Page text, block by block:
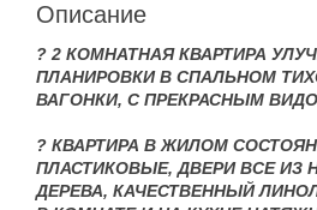
Описание
? 2 КОМНАТНАЯ КВАРТИРА
ПЛАНИРОВКИ В СПАЛЬНОМ
ВАГОНКИ, С ПРЕКРАСНЫМ
? КВАРТИРА В ЖИЛОМ
ПЛАСТИКОВЫЕ, ДВЕРИ ВСЕ ИЗ
ДЕРЕВА, КАЧЕСТВЕННЫЙ